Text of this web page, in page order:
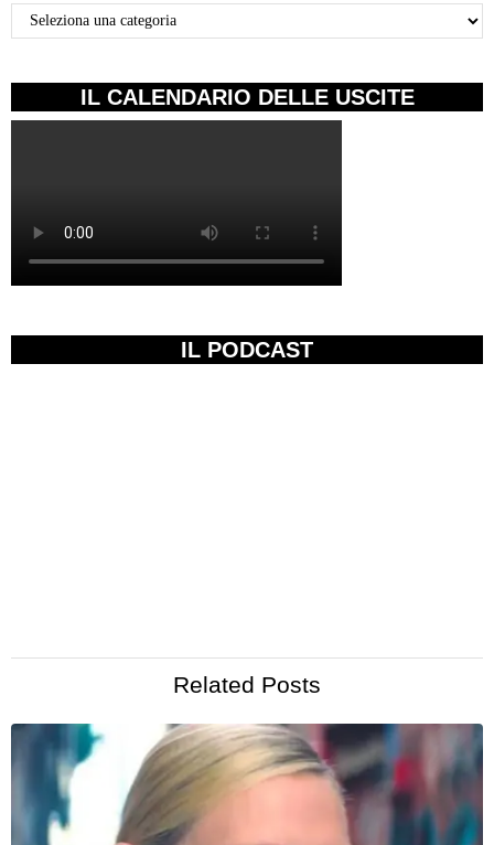
Categorie
IL CALENDARIO DELLE USCITE
IL PODCAST
Related Posts